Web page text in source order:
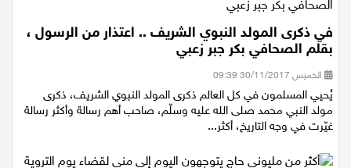
في ذكرى المولد النبوي الشريف .. اعتذار من الرسول ،
بقلم الصحافي بكر جبر زعبي
الخميس 30/11/2017 09:39
يُحيي المسلمون في كل العالم ذكرى المولد النبوي الشريف، ذكرى
مولد النبي محمد صلى الله عليه وسلّم، صاحب أهم رسالة وأكثر رسالة
غيّرت في وجه التاريخ، أكثر...